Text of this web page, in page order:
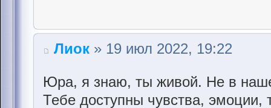
Лиок » 19 июл 2022, 19:22
Юра, я знаю, ты живой. Не в
Тебе доступны чувства,